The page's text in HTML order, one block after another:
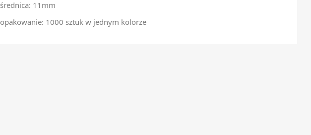
średnica: 11mm
opakowanie: 1000 sztuk w jednym kolorze